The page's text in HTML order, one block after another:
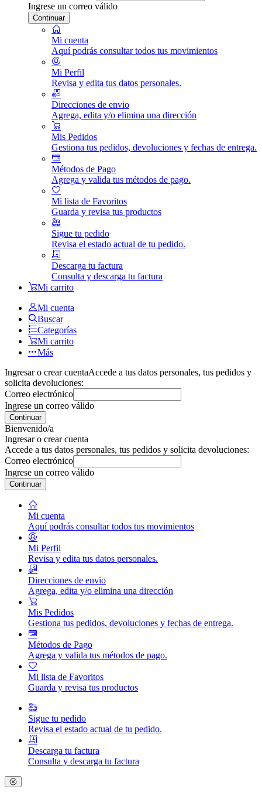
Ingrese un correo válido
Continuar
Mi cuenta
Aquí podrás consultar todos tus movimientos
Mi Perfil
Revisa y edita tus datos personales.
Direcciones de envio
Agrega, edita y/o elimina una dirección
Mis Pedidos
Gestiona tus pedidos, devoluciones y fechas de entrega.
Métodos de Pago
Agrega y valida tus métodos de pago.
Mi lista de Favoritos
Guarda y revisa tus productos
Sigue tu pedido
Revisa el estado actual de tu pedido.
Descarga tu factura
Consulta y descarga tu factura
Mi carrito
Mi cuenta
Buscar
Categorías
Mi carrito
Más
Ingresar o crear cuentaAccede a tus datos personales, tus pedidos y
solicita devoluciones:
Correo electrónico
Ingrese un correo válido
Continuar
Bienvenido/a
Ingresar o crear cuenta
Accede a tus datos personales, tus pedidos y solicita devoluciones:
Correo electrónico
Ingrese un correo válido
Continuar
Mi cuenta
Aquí podrás consultar todos tus movimientos
Mi Perfil
Revisa y edita tus datos personales.
Direcciones de envio
Agrega, edita y/o elimina una dirección
Mis Pedidos
Gestiona tus pedidos, devoluciones y fechas de entrega.
Métodos de Pago
Agrega y valida tus métodos de pago.
Mi lista de Favoritos
Guarda y revisa tus productos
Sigue tu pedido
Revisa el estado actual de tu pedido.
Descarga tu factura
Consulta y descarga tu factura